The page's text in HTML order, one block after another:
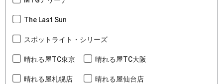
The Last Sun
スポットライト・シリーズ
晴れる屋TC東京 晴れる屋TC大阪
晴れる屋札幌店 晴れる屋仙台店